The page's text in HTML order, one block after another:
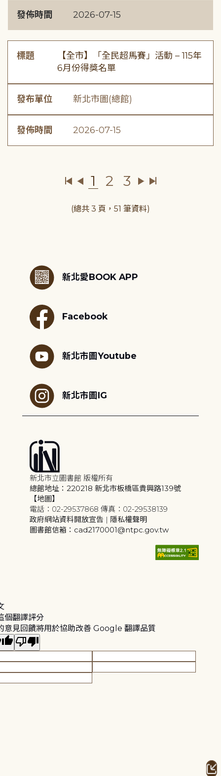
發佈時間 2026-07-15
標題
【全市】「全民超馬賽」活動 – 115年
6月份得獎名單
發布單位 新北市圖(總館)
發佈時間 2026-07-15
1 2 3
(總共 3 頁，51 筆資料)
新北愛BOOK APP
Facebook
新北市圖Youtube
新北市圖IG
新北市立圖書館 版權所有
總館地址：220218 新北市板橋區貴興路139號
【地圖】
電話：02-29537868 傳真：02-29538139
政府網站資料開放宣告 | 隱私權聲明
圖書館信箱：cad2170001@ntpc.gov.tw
個翻譯評分
意見回饋將用於協助改善 Google 翻譯品質